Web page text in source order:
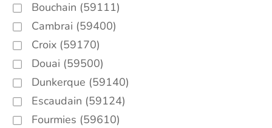
Bouchain (59111)
Cambrai (59400)
Croix (59170)
Douai (59500)
Dunkerque (59140)
Escaudain (59124)
Fourmies (59610)